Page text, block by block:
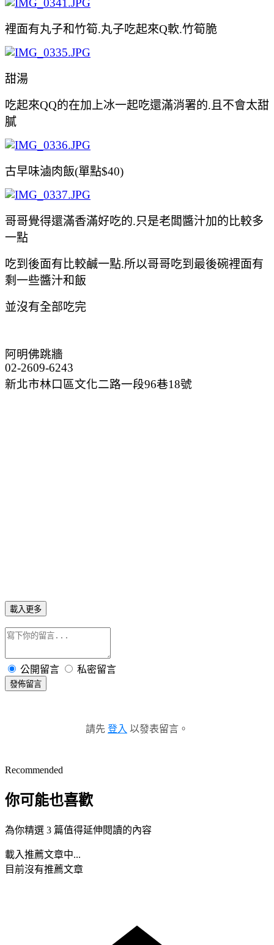
裡面有丸子和竹筍.丸子吃起來Q軟.竹筍脆
甜湯
吃起來QQ的在加上冰一起吃還滿消署的.且不會太甜
膩
古早味滷肉飯(單點$40)
哥哥覺得還滿香滿好吃的.只是老闆醬汁加的比較多
一點
吃到後面有比較鹹一點.所以哥哥吃到最後碗裡面有
剩一些醬汁和飯
並沒有全部吃完
阿明佛跳牆
02-2609-6243
新北市林口區文化二路一段96巷18號
載入更多
公開留言 私密留言
發佈留言
請先 登入 以發表留言。
Recommended
你可能也喜歡
為你精選 3 篇值得延伸閱讀的內容
載入推薦文章中...
目前沒有推薦文章